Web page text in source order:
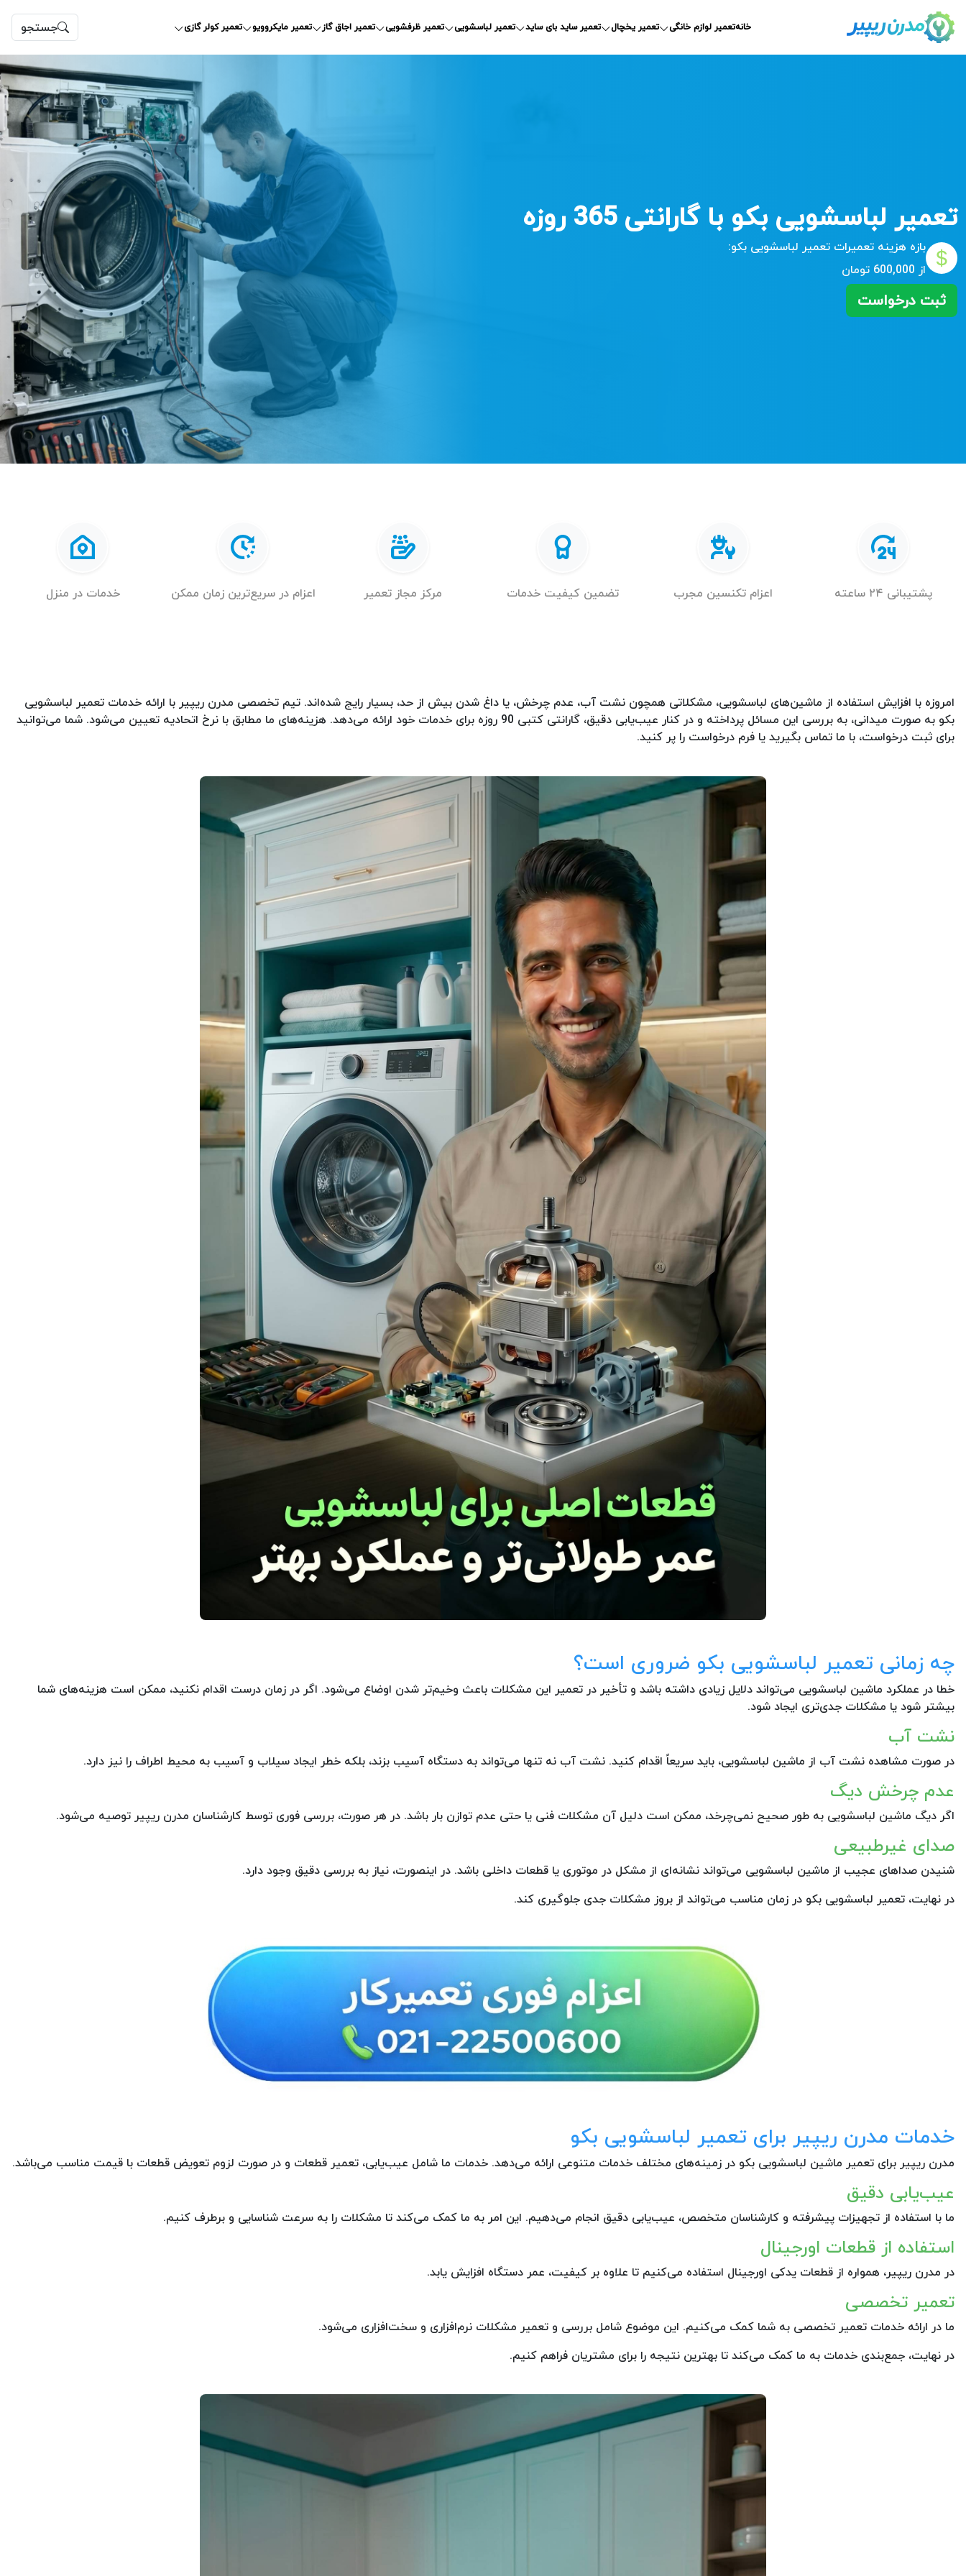
خانهتعمیر لوازم خانگی تعمیر یخچال تعمیر ساید بای ساید تعمیر لباسشویی تعمیر ظرفشویی تعمیر اجاق گاز تعمیر مایکروویو تعمیر کولر گازی جستجو
تعمیر لباسشویی بکو با گارانتی 365 روزه
بازه هزینه تعمیرات تعمیر لباسشویی بکو:
از 600,000 تومان
ثبت درخواست
پشتیبانی ۲۴ ساعته اعزام تکنسین مجرب تضمین کیفیت خدمات مرکز مجاز تعمیر اعزام در سریع‌ترین زمان ممکن خدمات در منزل
امروزه با افزایش استفاده از ماشین‌های لباسشویی، مشکلاتی همچون نشت آب، عدم چرخش، یا داغ شدن بیش از حد، بسیار رایج شده‌اند. تیم تخصصی مدرن ریپیر با ارائه خدمات تعمیر لباسشویی
بکو به صورت میدانی، به بررسی این مسائل پرداخته و در کنار عیب‌یابی دقیق، گارانتی کتبی 90 روزه برای خدمات خود ارائه می‌دهد. هزینه‌های ما مطابق با نرخ اتحادیه تعیین می‌شود. شما می‌توانید
برای ثبت درخواست، با ما تماس بگیرید یا فرم درخواست را پر کنید.
چه زمانی تعمیر لباسشویی بکو ضروری است؟
خطا در عملکرد ماشین لباسشویی می‌تواند دلایل زیادی داشته باشد و تأخیر در تعمیر این مشکلات باعث وخیم‌تر شدن اوضاع می‌شود. اگر در زمان درست اقدام نکنید، ممکن است هزینه‌های شما
بیشتر شود یا مشکلات جدی‌تری ایجاد شود.
نشت آب
در صورت مشاهده نشت آب از ماشین لباسشویی، باید سریعاً اقدام کنید. نشت آب نه تنها می‌تواند به دستگاه آسیب بزند، بلکه خطر ایجاد سیلاب و آسیب به محیط اطراف را نیز دارد.
عدم چرخش دیگ
اگر دیگ ماشین لباسشویی به طور صحیح نمی‌چرخد، ممکن است دلیل آن مشکلات فنی یا حتی عدم توازن بار باشد. در هر صورت، بررسی فوری توسط کارشناسان مدرن ریپیر توصیه می‌شود.
صدای غیرطبیعی
شنیدن صداهای عجیب از ماشین لباسشویی می‌تواند نشانه‌ای از مشکل در موتوری یا قطعات داخلی باشد. در اینصورت، نیاز به بررسی دقیق وجود دارد.
در نهایت، تعمیر لباسشویی بکو در زمان مناسب می‌تواند از بروز مشکلات جدی جلوگیری کند.
خدمات مدرن ریپیر برای تعمیر لباسشویی بکو
مدرن ریپیر برای تعمیر ماشین لباسشویی بکو در زمینه‌های مختلف خدمات متنوعی ارائه می‌دهد. خدمات ما شامل عیب‌یابی، تعمیر قطعات و در صورت لزوم تعویض قطعات با قیمت مناسب می‌باشد.
عیب‌یابی دقیق
ما با استفاده از تجهیزات پیشرفته و کارشناسان متخصص، عیب‌یابی دقیق انجام می‌دهیم. این امر به ما کمک می‌کند تا مشکلات را به سرعت شناسایی و برطرف کنیم.
استفاده از قطعات اورجینال
در مدرن ریپیر، همواره از قطعات یدکی اورجینال استفاده می‌کنیم تا علاوه بر کیفیت، عمر دستگاه افزایش یابد.
تعمیر تخصصی
ما در ارائه خدمات تعمیر تخصصی به شما کمک می‌کنیم. این موضوع شامل بررسی و تعمیر مشکلات نرم‌افزاری و سخت‌افزاری می‌شود.
در نهایت، جمع‌بندی خدمات به ما کمک می‌کند تا بهترین نتیجه را برای مشتریان فراهم کنیم.